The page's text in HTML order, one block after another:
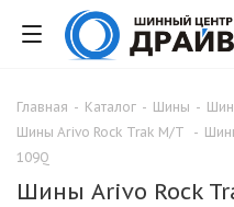
Главная - Каталог - Шины -
Шины Arivo Rock Trak M/T
-
109Q
Шины Arivo Rock